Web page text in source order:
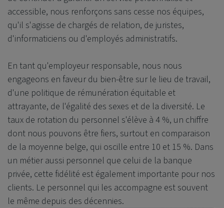
accessible, nous renforçons sans cesse nos équipes,
qu'il s'agisse de chargés de relation, de juristes,
d'informaticiens ou d'employés administratifs.
En tant qu'employeur responsable, nous nous
engageons en faveur du bien-être sur le lieu de travail,
d'une politique de rémunération équitable et
attrayante, de l'égalité des sexes et de la diversité. Le
taux de rotation du personnel s'élève à 4 %, un chiffre
dont nous pouvons être fiers, surtout en comparaison
de la moyenne belge, qui oscille entre 10 et 15 %. Dans
un métier aussi personnel que celui de la banque
privée, cette fidélité est également importante pour nos
clients. Le personnel qui les accompagne est souvent
le même depuis des décennies.